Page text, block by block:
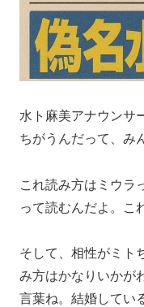
水ト麻美アナウンサ
ちがうんだって、み
これ読み方はミウラ
って読むんだよ。こ
そして、相性がミト
み方はかなりいかが
言葉ね。結婚してい